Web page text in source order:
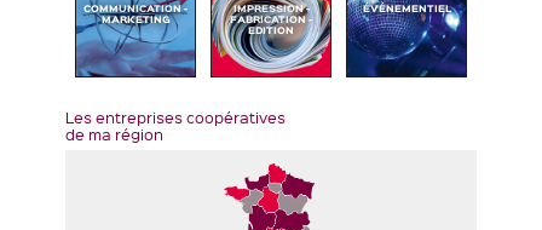
COMMUNICATION -
MARKETING
IMPRESSION -
FABRICATION -
EDITION
ÉVÉNEMENTIEL
Les entreprises coopératives
de ma région